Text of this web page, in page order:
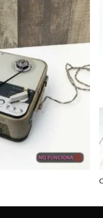
Agregar
a la lista
de
deseos